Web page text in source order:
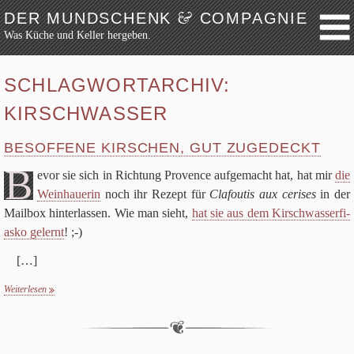
DER MUNDSCHENK&COMPAGNIE
Was Küche und Keller hergeben.
Weiter zum Inhalt
Festmahl
Küche
Keller
Markttag
Hortikultur
Werkzeug
Bibliothek
Schaustücke
SCHLAGWORTARCHIV:
KIRSCHWASSER
BESOFFENE KIRSCHEN, GUT ZUGEDECKT
B evor sie sich in Rich­tung Pro­vence auf­ge­macht hat, hat mirdie
Wein­haue­rin noch ihr Rezept für Cla­fou­tis aux ceri­sesin der
Mail­box hin­ter­las­sen. Wie man sieht, hat sie aus dem Kirsch­was­ser­fi­
asko gelernt! ;-)
[…]
Weiterlesen